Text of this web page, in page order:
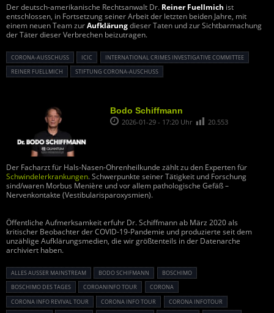
Der deutsch-amerikanische Rechtsanwalt Dr. Reiner Fuellmich ist
entschlossen, in Fortsetzung seiner Arbeit der letzten beiden Jahre, mit
einem neuen Team zurAufklärungdieser Taten und zur Sichtbarmachung
der Täter dieser Verbrechen beizutragen.
CORONA-AUSSCHUSS ICIC
INTERNATIONAL CRIMES INVESTIGATIVE COMMITTEE
REINER FUELLMICH
STIFTUNG CORONA-AUSCHUSS
Bodo Schiffmann
2026-01-29 - 17:20 Uhr 20.553
Der Facharzt für Hals-Nasen-Ohrenheilkunde zählt zu den Experten für
Schwindelerkrankungen. Schwerpunkte seiner Tätigkeit und Forschung
sind/waren Morbus Menière und vor allem pathologische Gefäß –
Nervenkontakte (Vestibularisparoxysmien).
Öffentliche Aufmerksamkeit erfuhr Dr. Schiffmann ab März 2020 als
kritischer Beobachter der COVID-19-Pandemie und produzierte seit dem
unzählige Aufklärungsmedien, die wir größtenteils in der Datenarche
archiviert haben.
ALLES AUSSER MAINSTREAM BODO SCHIFMANN
BOSCHIMO
BOSCHIMO DES TAGES
COROANINFO TOUR
CORONA
CORONA INFO REVIVAL TOUR
CORONA INFO TOUR
CORONA INFOTOUR